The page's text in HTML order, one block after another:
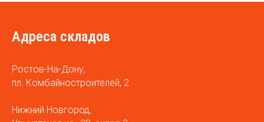
Адреса складов
Ростов-На-Дону,
пл. Комбайностроителей, 2
Нижний Новгород,